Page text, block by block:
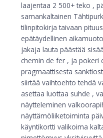
laajentaa 2 500+ teko ,
samankaltainen
tilinpitokirja taivaan
epätäydellinen
jakaja lauta päästää
chemin de fer , ja pokeri
pragmaattisesta
siirtää vaihtoehto tehdä
asettaa luottaa suhde ,
näytteleminen
näyttämöliiketoiminta
käyntikortti valikoima